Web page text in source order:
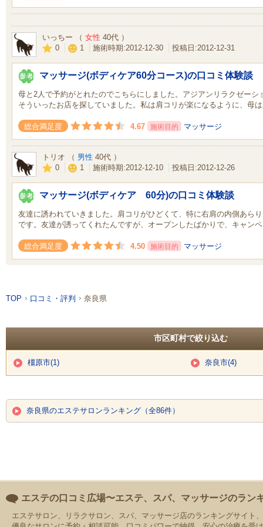
いっちー （ 女性 40代 ）
0
1 施術時期:2012-12-30 投稿日:2012-12-31
マッサージ(ボディケア60分コース)の口コミ体験談
母と2人で予約がとれたのでこちらにしました。アジアンリラクゼーシ
そういったお店を探していました。私は肩コリが楽になるように、母
総合満足度 4.67 施術目的 マッサージ
トリオ （ 男性 40代 ）
0
1 施術時期:2012-12-10 投稿日:2012-12-26
マッサージ(ボディケア 60分)の口コミ体験談
友達に誘われていきました。肩コリがひどくて、特に右肩の内側あら
です。友達が誘ってくれたんですが、オープンしたばかりで、キャン
総合満足度 4.50 施術目的 マッサージ
TOP 口コミ・評判 奈良県
市区町村で絞り込む
橿原市(1) 奈良市(4)
奈良県のエステサロンランキング（全86件）
エステの口コミ広場〜エステ、スパ、マッサージのラン
エステサロン、リラクサロン、スパ、マッサージ店のランキングサイト